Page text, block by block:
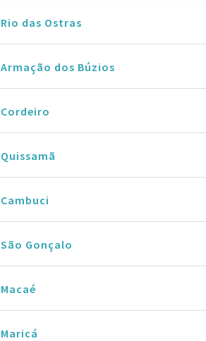
Rio das Ostras
Armação dos Búzios
Cordeiro
Quissamã
Cambuci
São Gonçalo
Macaé
Maricá